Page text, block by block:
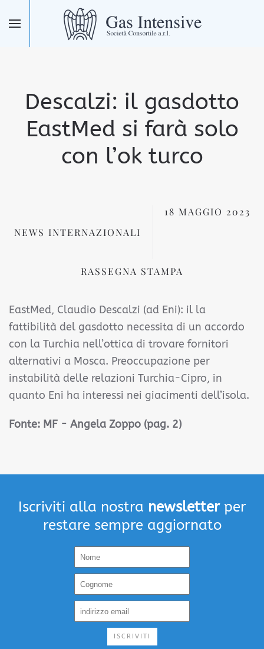
Skip to main content
Descalzi: il gasdotto
EastMed si farà solo
con l’ok turco
NEWS INTERNAZIONALI
18 MAGGIO 2023
RASSEGNA STAMPA
EastMed, Claudio Descalzi (ad Eni): il la
fattibilità del gasdotto necessita di un accordo
con la Turchia nell’ottica di trovare fornitori
alternativi a Mosca. Preoccupazione per
instabilità delle relazioni Turchia-Cipro, in
quanto Eni ha interessi nei giacimenti dell’isola.
Fonte: MF - Angela Zoppo (pag. 2)
Iscriviti alla nostra newsletterper
restare sempre aggiornato
ISCRIVITI